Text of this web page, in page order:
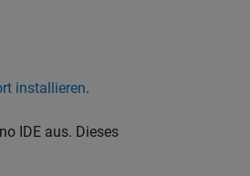
installieren.
IDE aus. Dieses